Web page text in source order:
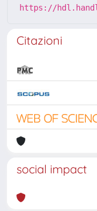
https://
Citazioni
social impact